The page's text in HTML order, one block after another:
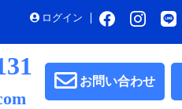
ログイン
お問い合わせ